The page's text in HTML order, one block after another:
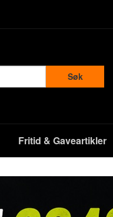
Søk
Fritid & Gaveartikler